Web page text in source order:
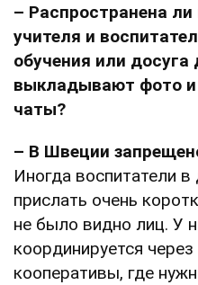
– Распространена ли
учителя и
обучения или досуга
выкладывают фото и
чаты?
– В Швеции
Иногда воспитатели
прислать очень
не было видно лиц. У
координируется
кооперативы, где